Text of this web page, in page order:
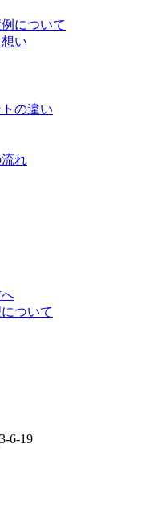
について
い
の違い
れ
ついて
6-19